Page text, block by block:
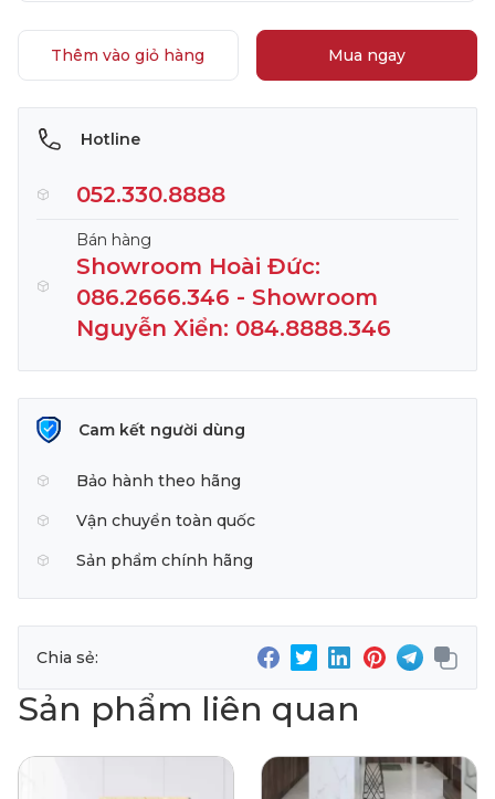
Thêm vào giỏ hàng Mua ngay
Hotline
052.330.8888
Bán hàng
Showroom Hoài Đức:
086.2666.346 - Showroom
Nguyễn Xiển: 084.8888.346
Cam kết người dùng
Bảo hành theo hãng
Vận chuyển toàn quốc
Sản phẩm chính hãng
Chia sẻ:
Sản phẩm liên quan